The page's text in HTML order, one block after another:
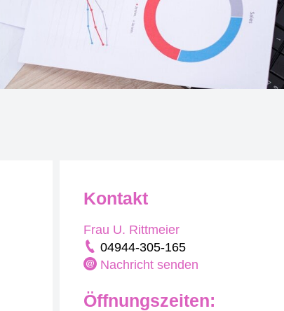
Kontakt
Frau U. Rittmeier
04944-305-165
Nachricht senden
Öffnungszeiten: